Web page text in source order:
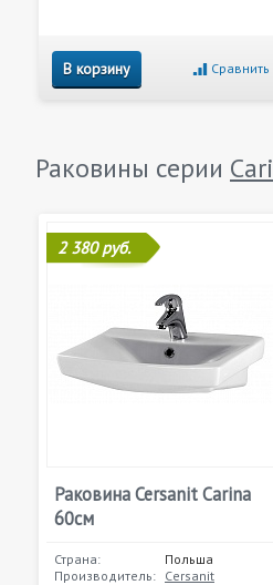
В корзину Сравнить
Раковины серии
2 380 руб.
Раковина Cersanit Carina
60см
Страна:
Польша
Производитель: Cersanit